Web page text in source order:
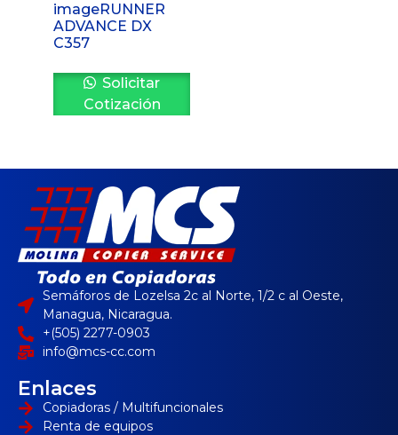
imageRUNNER
ADVANCE DX
C357
Solicitar
Cotización
Semáforos de Lozelsa 2c al Norte, 1/2 c al Oeste,
Managua, Nicaragua.
+(505) 2277-0903
info@mcs-cc.com
Enlaces
Copiadoras / Multifuncionales
Renta de equipos